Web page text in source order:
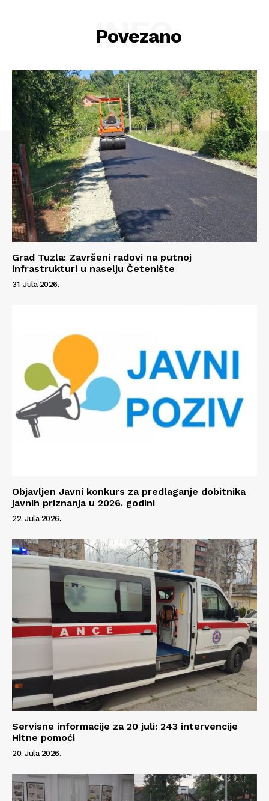
Info
Povezano
INFO
Grad Tuzla: Završeni radovi na putnoj
infrastrukturi u naselju Četenište
31. Jula 2026.
Objavljen Javni konkurs za predlaganje dobitnika
javnih priznanja u 2026. godini
22. Jula 2026.
Servisne informacije za 20 juli: 243 intervencije
Hitne pomoći
20. Jula 2026.